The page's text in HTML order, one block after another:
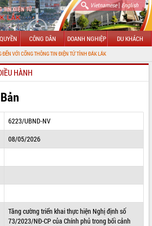
Vietnamese| English
CÔNG DÂN DOANH NGHIỆP DU KHÁCH
THÔNG TIN ĐIỆN TỬ TỈNH ĐẮK LẮK
HÀNH
6223/UBND-NV
08/05/2026
Tăng cường triển khai thực hiện Nghị định số
73/2023/NĐ-CP của Chính phủ trong bối cảnh